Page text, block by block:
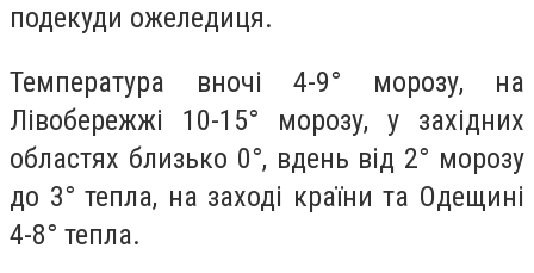
подекуди ожеледиця.
Температура вночі 4-9° морозу, на
Лівобережжі 10-15° морозу, у західних
областях близько 0°, вдень від 2° морозу
до 3° тепла, на заході країни та Одещині
4-8° тепла.